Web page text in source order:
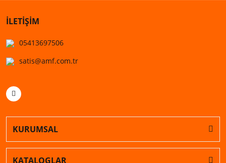
İLETİŞİM
05413697506
satis@amf.com.tr
KURUMSAL
KATALOGLAR